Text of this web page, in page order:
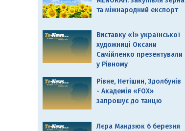
та міжнародний експорт
Виставку «Ї» української
художниці Оксани
Самійленко презентували
у Рівному
Рівне, Нетішин, Здолбунів
- Академія «FOX»
запрошує до танцю
Лєра Мандзюк 6 березня